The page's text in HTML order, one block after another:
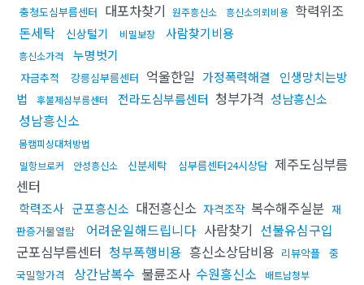
충청도심부름센터 대포차찾기 원주흥신소 흥신소의뢰비용 학력위조
돈세탁
신상털기 비밀보장 사람찾기비용
흥신소가격 누명벗기
자금추적 강릉심부름센터 억울한일 가정폭력해결
인생망치는방
법
후불제심부름센터 전라도심부름센터 청부가격 성남흥신소
성남흥신소
몸캠피싱대처방법
밀항브로커
안성흥신소 신분세탁 심부름센터24시상담 제주도심부름
센터
학력조사 군포흥신소 대전흥신소 자격조작 복수해주실분 재
판증거물열람
어려운일해드립니다 사람찾기 선불유심구입
군포심부름센터 청부폭행비용 흥신소상담비용 리뷰악플
중
국밀항가격
상간남복수 불륜조사 수원흥신소
배트남청부